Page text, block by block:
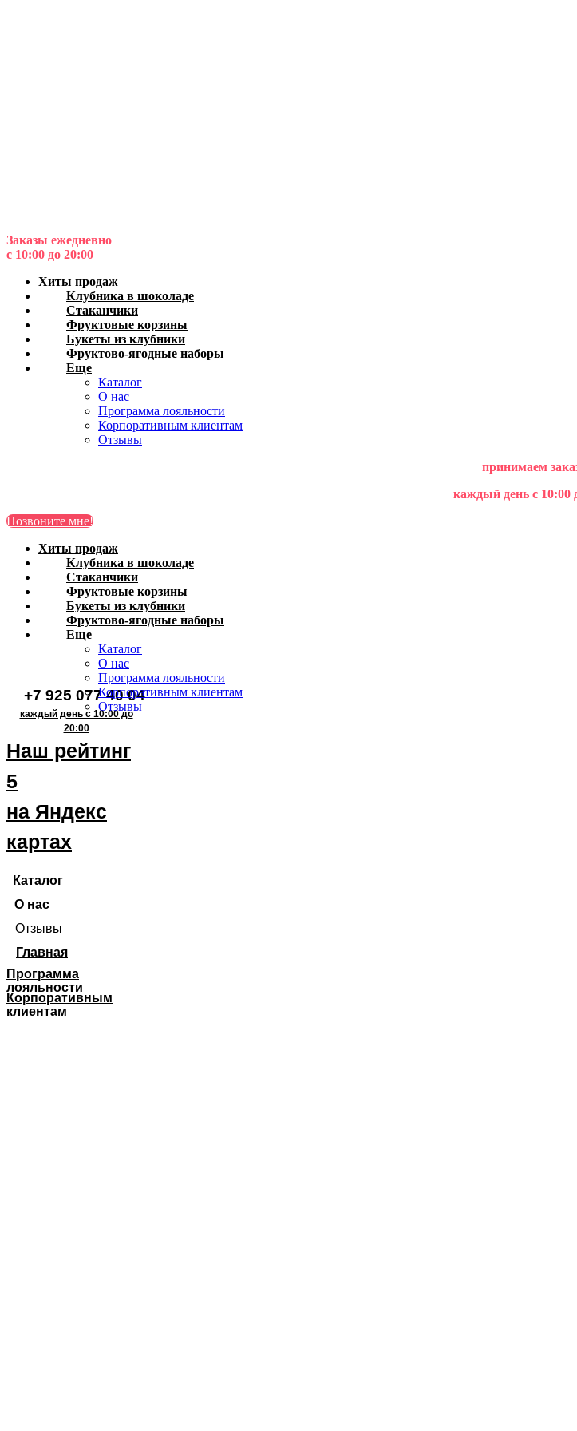
шоколаде
Хиты продаж
Стаканчики
Фруктовые
корзины
Букеты из
клубники
Фруктово-ягодные
наборы
Позвоните мне!
+7 925 077 40 04
каждый день с 10:00 до
20:00
Наш рейтинг
5
на Яндекс
картах
Каталог
О нас
Отзывы
Главная
Программа
лояльности
Корпоративным
клиентам
Заказы ежедневно
с 10:00 до 20:00
Хиты продаж
Клубника в шоколаде
Стаканчики
Фруктовые корзины
Букеты из клубники
Фруктово-ягодные наборы
Еще
Каталог
О нас
Программа лояльности
Корпоративным клиентам
Отзывы
принимаем
каждый день с 10:00
Позвоните мне!
Хиты продаж
Клубника в шоколаде
Стаканчики
Фруктовые корзины
Букеты из клубники
Фруктово-ягодные наборы
Еще
Каталог
О нас
Программа лояльности
Корпоративным клиентам
Отзывы